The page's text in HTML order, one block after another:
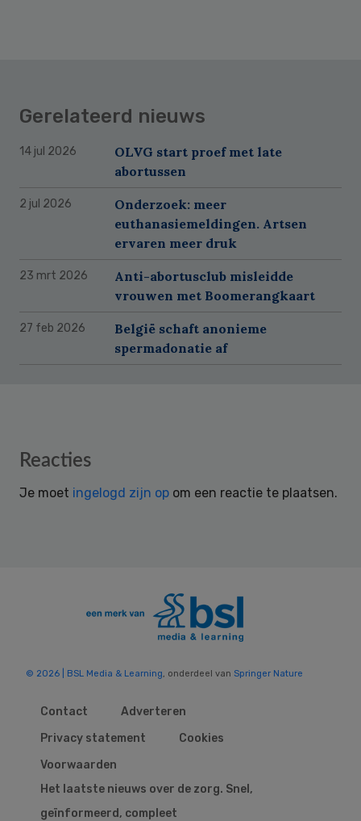
Gerelateerd nieuws
14 jul 2026
OLVG start proef met late
abortussen
2 jul 2026
Onderzoek: meer
euthanasiemeldingen. Artsen
ervaren meer druk
23 mrt 2026
Anti-abortusclub misleidde
vrouwen met Boomerangkaart
27 feb 2026
België schaft anonieme
spermadonatie af
Reader
Reacties
Je moet ingelogd zijn op om een reactie te plaatsen.
© 2026 | BSL Media & Learning, onderdeel van Springer Nature
Contact
Adverteren
Privacy statement
Cookies
Voorwaarden
Het laatste nieuws over de zorg. Snel,
geïnformeerd, compleet